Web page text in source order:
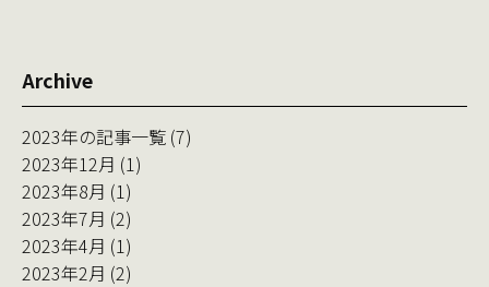
Archive
2023年の記事一覧 (7)
2023年12月 (1)
2023年8月 (1)
2023年7月 (2)
2023年4月 (1)
2023年2月 (2)